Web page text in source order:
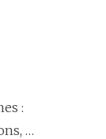
:
…